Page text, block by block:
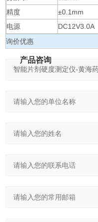
精度
±0.1mm
电源
DC12V3.0A
询价优惠
产品咨询